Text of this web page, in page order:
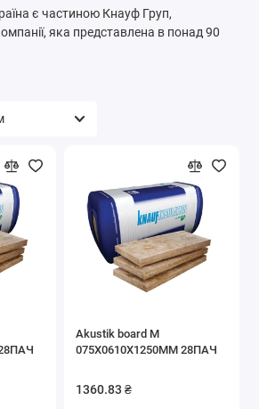
є частиною Кнауф Груп,
яка представлена в понад 90
Akustik board M
075X0610X1250MM 28ПАЧ
1360.83 ₴